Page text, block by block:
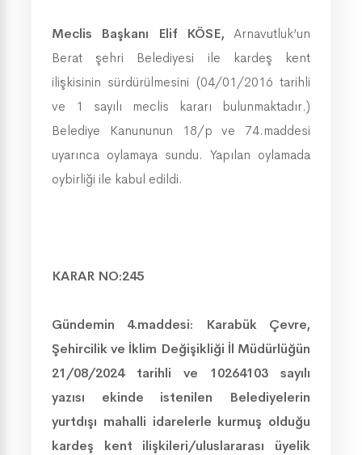
Meclis Başkanı Elif KÖSE, Arnavutluk’un
Berat şehri Belediyesi ile kardeş kent
ilişkisinin sürdürülmesini (04/01/2016 tarihli
ve 1 sayılı meclis kararı bulunmaktadır.)
Belediye Kanununun 18/p ve 74.maddesi
uyarınca oylamaya sundu. Yapılan oylamada
oybirliği ile kabul edildi.
KARAR NO:245
Gündemin 4.maddesi:
Karabük Çevre,
Şehircilik ve İklim Değişikliği İl Müdürlüğün
21/08/2024 tarihli ve 10264103 sayılı
yazısı ekinde istenilen Belediyelerin
yurtdışı mahalli idarelerle kurmuş olduğu
kardeş kent ilişkileri/uluslararası üyelik